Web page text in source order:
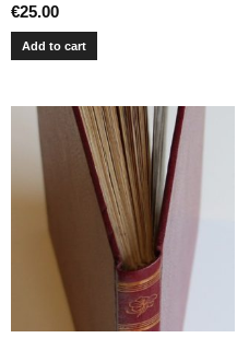
€25.00
Add to cart